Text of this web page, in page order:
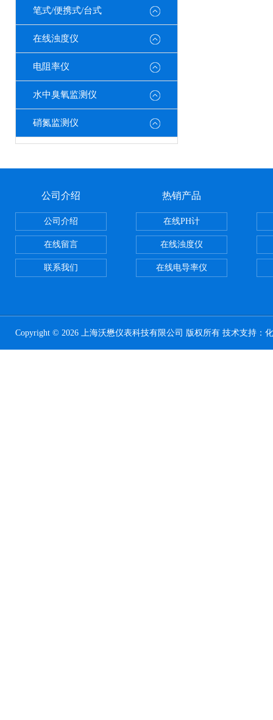
笔式/便携式/台式
在线浊度仪
电阻率仪
水中臭氧监测仪
硝氮监测仪
公司介绍
公司介绍
在线留言
联系我们
热销产品
在线PH计
在线浊度仪
在线电导率仪
Copyright © 2026 上海沃懋仪表科技有限公司 版权所有 技术支持：